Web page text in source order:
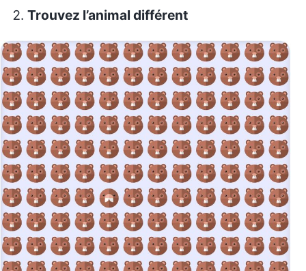
Trouvez l’animal différent